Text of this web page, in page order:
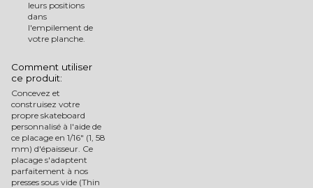
leurs positions
dans
l'empilement de
votre planche.
Comment utiliser
ce produit:
Concevez et
construisez votre
propre skateboard
personnalisé à l'aide de
ce placage en 1/16" (1, 58
mm) d'épaisseur. Ce
placage s'adaptent
parfaitement à nos
presses sous vide (Thin